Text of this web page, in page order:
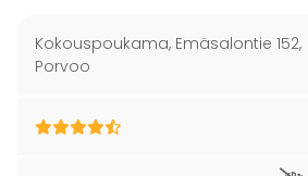
Kokouspoukama, Emäsalontie 152,
Porvoo